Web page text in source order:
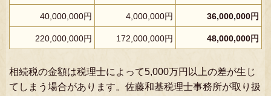
40,000,000円 4,000,000円 36,000,000円
220,000,000円 172,000,000円 48,000,000円
相続税の金額は税理士によって5,000万円以上の差が生じ
てしまう場合があります。佐藤和基税理士事務所が取り扱